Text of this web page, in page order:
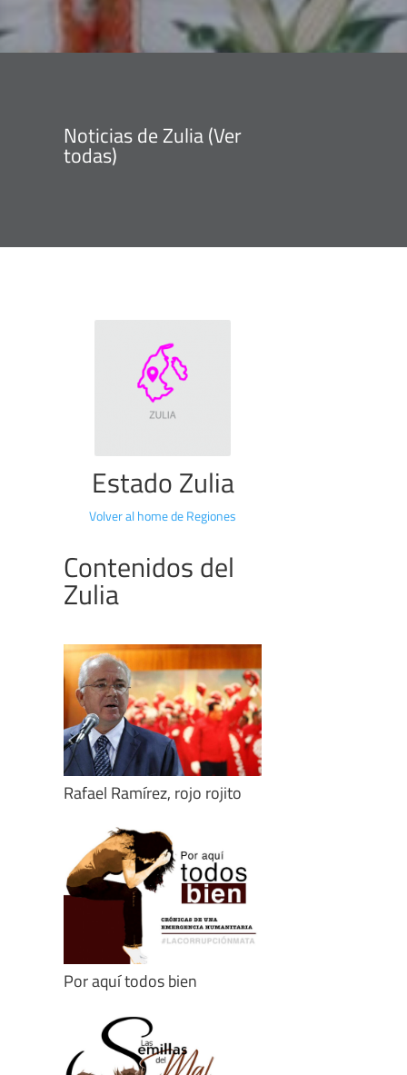
Noticias de Zulia (Ver
todas)
Estado Zulia
Volver al home de Regiones
Contenidos del
Zulia
Rafael Ramírez, rojo rojito
Por aquí todos bien